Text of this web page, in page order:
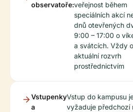
observatoře:veřejnost během
speciálních akcí
dnů otevřených
9:00 – 17:00 o
a svátcích. Vždy
aktuální rozvrh
prostřednictvím
Vstupenky
a
Vstup do kampusu
vyžaduje předchozí